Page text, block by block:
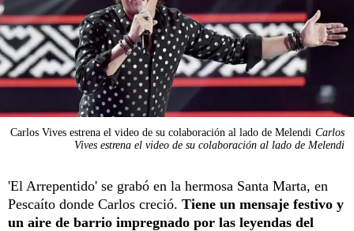
Carlos Vives estrena el video de su colaboración al lado de Melendi Carlos
Vives estrena el video de su colaboración al lado de Melendi
'El Arrepentido' se grabó en la hermosa Santa Marta, en
Pescaíto donde Carlos creció. Tiene un mensaje festivo y
un aire de barrio impregnado por las leyendas del